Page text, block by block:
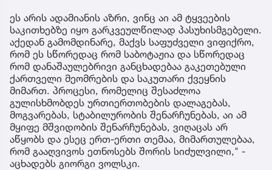
ეს არის ადამიანის აზრი, ვინც აი ამ ტყვეების
საკითხებზე იყო გარკვეულწილად პასუხისმგებელი.
აქედან გამომდინარე, მაქვს საფუძველი ვიფიქრო,
რომ ეს სწორედაც რომ საბოტაჟია და სწორედაც
რომ დანაშაულებრივი განცხადებაა გაკეთებული
ქართველი მეომრების და საკუთარი ქვეყნის
მიმართ. პროცესი, რომელიც შესაძლოა
გულისხმობდეს ურთიერთობების დალაგებას,
მოგვარებას, სტაბილურობის შენარჩუნებას, აი ამ
მყიფე მშვიდობის შენარჩუნებას, ვიღაცას არ
აწყობს და ესეც ერთ-ერთი თემაა, მიმართულებაა,
რომ გააღვივოს ეთნოსებს შორის სიძულვილი," -
აცხადებს გიორგი ვოლსკი.